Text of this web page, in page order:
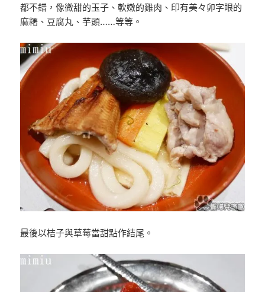
都不錯，像微甜的玉子、軟嫩的雞肉、印有美々卯字眼的
麻糬、豆腐丸、芋頭……等等。
最後以桔子與草莓當甜點作結尾。